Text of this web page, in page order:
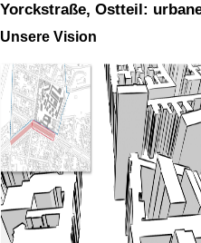
Yorckstraße, Ostteil:
Unsere Vision